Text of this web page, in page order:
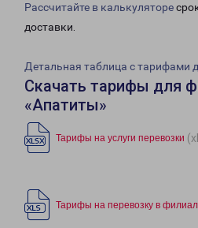
Рассчитайте в калькуляторе
доставки.
Детальная таблица с тарифами
Скачать тарифы для
«Апатиты»
Тарифы на услуги перевозки
Тарифы на перевозку в филиал